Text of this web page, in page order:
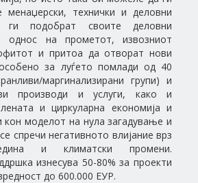
менаџерски, технички и деловни
ги подобрат своите деловни
однос на прометот, извозниот
и притоа да отворат нови
за луѓето помлади од 40
маргинализирани групи) и
производи и услуги, како и
и циркуларна економија и
моделот на нула загадување и
спречи негативното влијание врз
и климатски промени.
изнесува 50-80% за проекти
до 600.000 ЕУР.